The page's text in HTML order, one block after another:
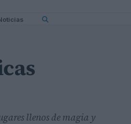
llenos de magia y